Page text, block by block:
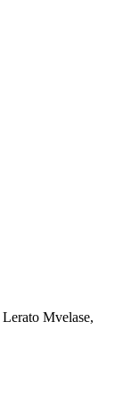
Mvelase,